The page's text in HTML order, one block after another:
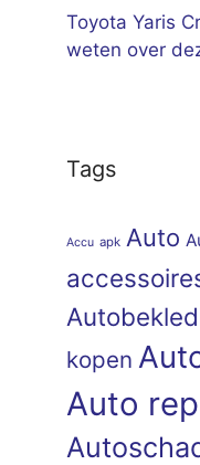
Toyota Yaris
weten over
Tags
Accu apk Auto
kopen
Auto